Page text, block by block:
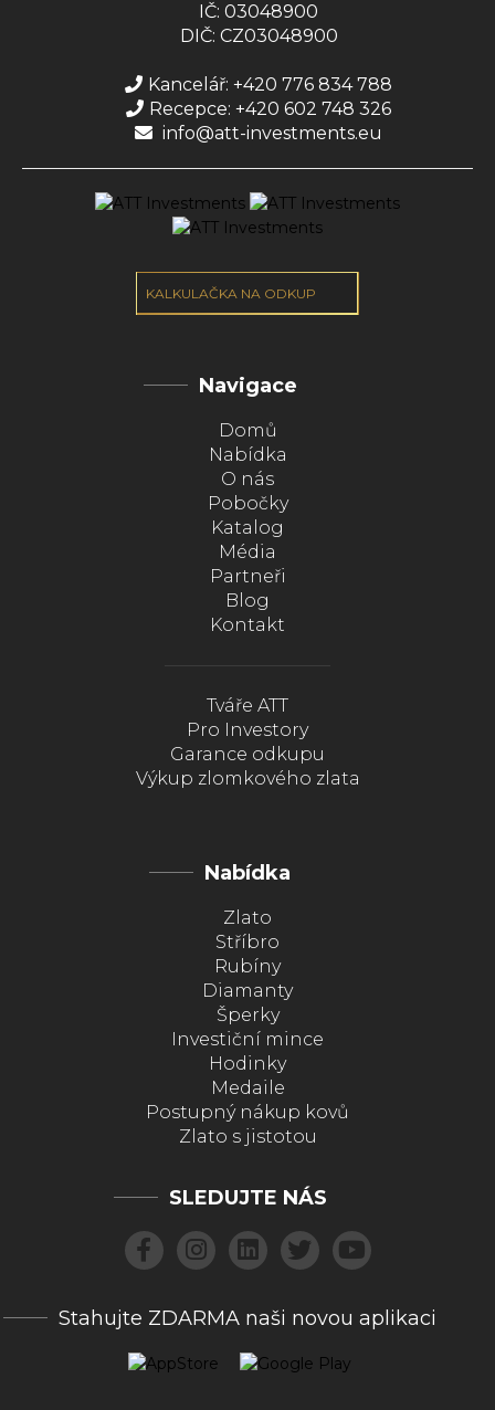
IČ: 03048900
DIČ: CZ03048900
Kancelář: +420 776 834 788
Recepce: +420 602 748 326
info@att-investments.eu
KALKULAČKA NA ODKUP
Navigace
Domů
Nabídka
O nás
Pobočky
Katalog
Média
Partneři
Blog
Kontakt
Tváře ATT
Pro Investory
Garance odkupu
Výkup zlomkového zlata
Nabídka
Zlato
Stříbro
Rubíny
Diamanty
Šperky
Investiční mince
Hodinky
Medaile
Postupný nákup kovů
Zlato s jistotou
SLEDUJTE NÁS
Stahujte ZDARMA naši novou aplikaci